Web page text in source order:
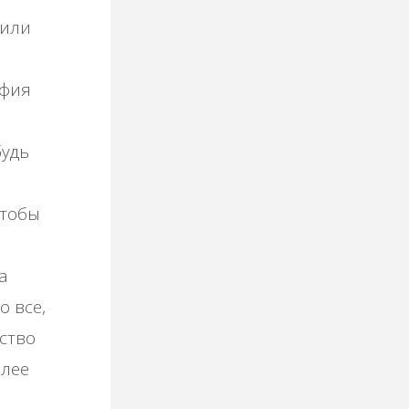
все,